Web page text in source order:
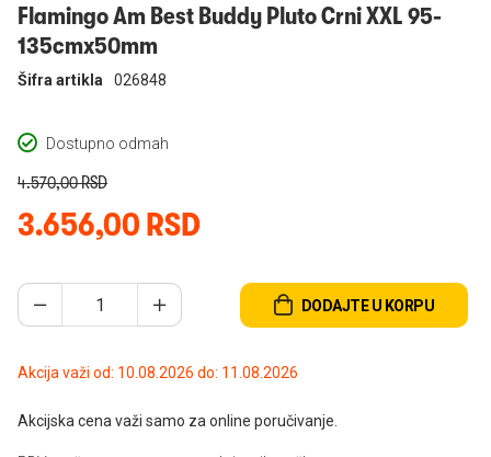
Flamingo Am Best Buddy Pluto Crni XXL 95-
135cmx50mm
Dostupno odmah
Šifra artikla 026848
3.656,00 RSD
4.570,00 RSD
DODAJTE U KORPU
Akcija važi od: 10.08.2026 do: 11.08.2026
Akcijska cena važi samo za online poručivanje.